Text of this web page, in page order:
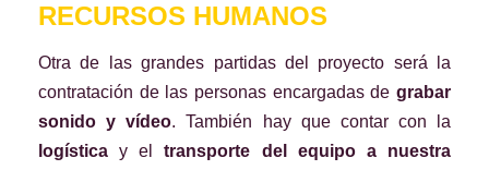
RECURSOS HUMANOS
Otra de las grandes partidas del proyecto será la
contratación de las personas encargadas de grabar
sonido y vídeo. También hay que contar con la
logística y eltransporte del equipo a nuestra